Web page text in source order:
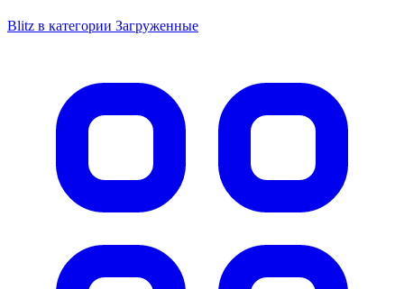
Blitz в категории Загруженные